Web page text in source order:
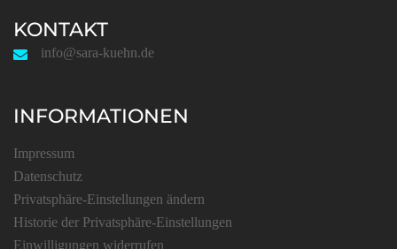
KONTAKT
info@sara-kuehn.de
INFORMATIONEN
Impressum
Datenschutz
Privatsphäre-Einstellungen ändern
Historie der Privatsphäre-Einstellungen
Einwilligungen widerrufen